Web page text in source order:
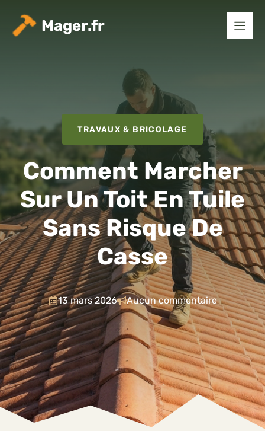
contenu
Mager.fr
TRAVAUX & BRICOLAGE
Comment Marcher
Sur Un Toit En Tuile
Sans Risque De
Casse
13 mars 2026 Aucun commentaire